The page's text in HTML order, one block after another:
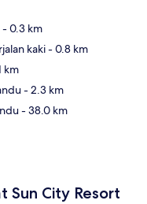
- 0.3 km
kaki- 0.8 km
km
- 2.3 km
- 38.0 km
Sun City Resort